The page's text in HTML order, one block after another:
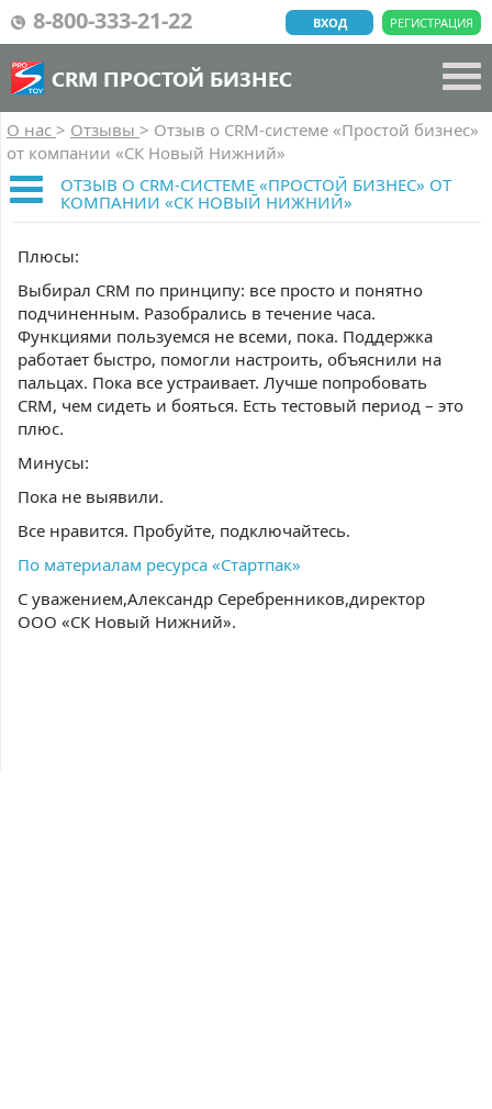
8-800-333-21-22 РЕГИСТРАЦИЯ
ВХОД
CRM ПРОСТОЙ БИЗНЕС
О нас > Отзывы > Отзыв о CRM-системе «Простой бизнес»
от компании «СК Новый Нижний»
ОТЗЫВ О CRM-СИСТЕМЕ «ПРОСТОЙ БИЗНЕС» ОТ
КОМПАНИИ «СК НОВЫЙ НИЖНИЙ»
Плюсы:
Выбирал CRM по принципу: все просто и понятно
подчиненным. Разобрались в течение часа.
Функциями пользуемся не всеми, пока. Поддержка
работает быстро, помогли настроить, объяснили на
пальцах. Пока все устраивает. Лучше попробовать
CRM, чем сидеть и бояться. Есть тестовый период – это
плюс.
Минусы:
Пока не выявили.
Все нравится. Пробуйте, подключайтесь.
По материалам ресурса «Стартпак»
С уважением,Александр Серебренников,директор
ООО «СК Новый Нижний».